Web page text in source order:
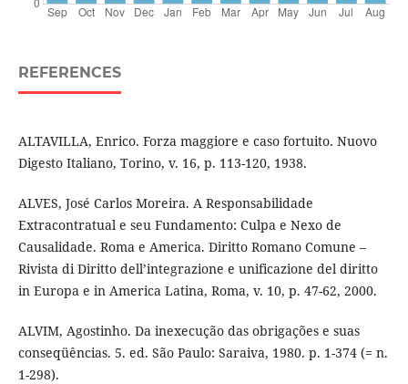
REFERENCES
ALTAVILLA, Enrico. Forza maggiore e caso fortuito. Nuovo
Digesto Italiano, Torino, v. 16, p. 113-120, 1938.
ALVES, José Carlos Moreira. A Responsabilidade
Extracontratual e seu Fundamento: Culpa e Nexo de
Causalidade. Roma e America. Diritto Romano Comune –
Rivista di Diritto dell’integrazione e unificazione del diritto
in Europa e in America Latina, Roma, v. 10, p. 47-62, 2000.
ALVIM, Agostinho. Da inexecução das obrigações e suas
conseqüências. 5. ed. São Paulo: Saraiva, 1980. p. 1-374 (= n.
1-298).